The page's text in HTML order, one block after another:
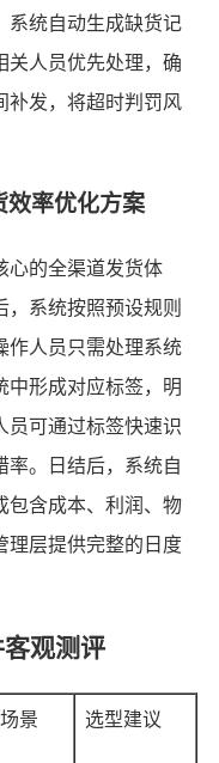
系统自动生成缺货记
关人员优先处理，确
补发，将超时判罚风
效率优化方案
心的全渠道发货体
系统按照预设规则
作人员只需处理系统
中形成对应标签，明
员可通过标签快速识
率。日结后，系统自
包含成本、利润、物
理层提供完整的日度
观测评
景 选型建议